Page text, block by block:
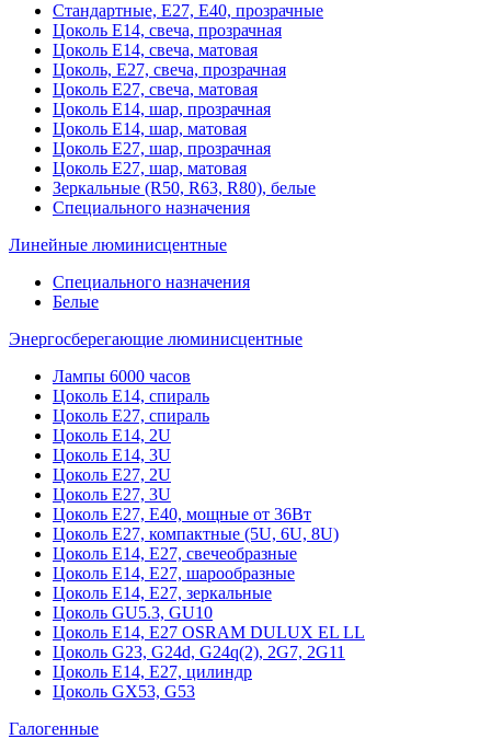
Стандартные, Е27, Е40, прозрачные
Цоколь Е14, свеча, прозрачная
Цоколь Е14, свеча, матовая
Цоколь, Е27, свеча, прозрачная
Цоколь Е27, свеча, матовая
Цоколь Е14, шар, прозрачная
Цоколь Е14, шар, матовая
Цоколь Е27, шар, прозрачная
Цоколь Е27, шар, матовая
Зеркальные (R50, R63, R80), белые
Специального назначения
Линейные люминисцентные
Специального назначения
Белые
Энергосберегающие люминисцентные
Лампы 6000 часов
Цоколь Е14, спираль
Цоколь Е27, спираль
Цоколь Е14, 2U
Цоколь Е14, 3U
Цоколь Е27, 2U
Цоколь Е27, 3U
Цоколь Е27, Е40, мощные от 36Вт
Цоколь Е27, компактные (5U, 6U, 8U)
Цоколь Е14, Е27, свечеобразные
Цоколь Е14, Е27, шарообразные
Цоколь Е14, Е27, зеркальные
Цоколь GU5.3, GU10
Цоколь Е14, Е27 OSRAM DULUX EL LL
Цоколь G23, G24d, G24q(2), 2G7, 2G11
Цоколь Е14, Е27, цилиндр
Цоколь GX53, G53
Галогенные